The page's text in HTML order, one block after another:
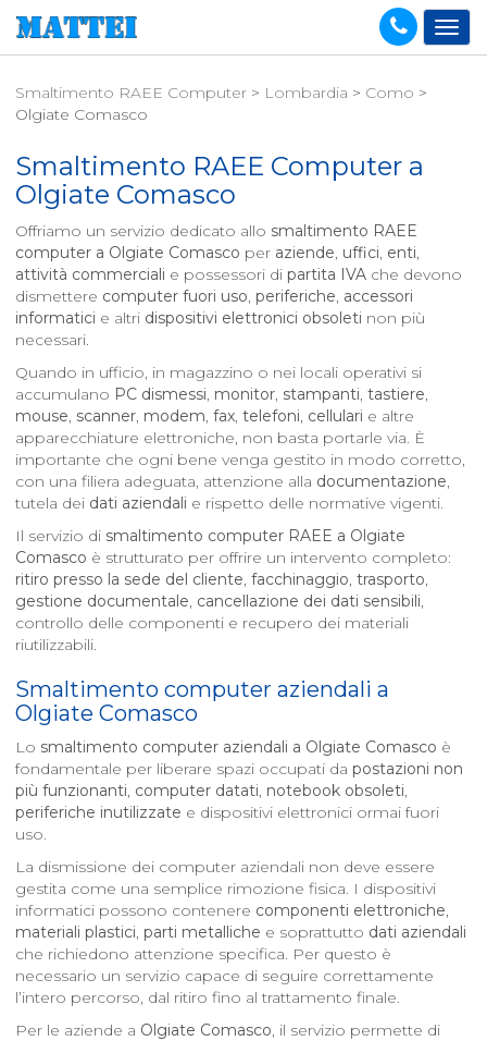
Smaltimento RAEE Computer > Lombardia > Como >
Olgiate Comasco
Smaltimento RAEE Computer a
Olgiate Comasco
Offriamo un servizio dedicato allo smaltimento RAEE
computer a Olgiate Comasco per aziende, uffici, enti,
attività commerciali e possessori di partita IVA che devono
dismettere computer fuori uso, periferiche, accessori
informatici e altri dispositivi elettronici obsoleti non più
necessari.
Quando in ufficio, in magazzino o nei locali operativi si
accumulano PC dismessi, monitor, stampanti, tastiere,
mouse, scanner, modem, fax, telefoni, cellulari e altre
apparecchiature elettroniche, non basta portarle via. È
importante che ogni bene venga gestito in modo corretto,
con una filiera adeguata, attenzione alla documentazione,
tutela dei dati aziendali e rispetto delle normative vigenti.
Il servizio di smaltimento computer RAEE a Olgiate
Comasco è strutturato per offrire un intervento completo:
ritiro presso la sede del cliente, facchinaggio, trasporto,
gestione documentale, cancellazione dei dati sensibili,
controllo delle componenti e recupero dei materiali
riutilizzabili.
Smaltimento computer aziendali a
Olgiate Comasco
Lo smaltimento computer aziendali a Olgiate Comasco è
fondamentale per liberare spazi occupati da postazioni non
più funzionanti, computer datati, notebook obsoleti,
periferiche inutilizzate e dispositivi elettronici ormai fuori
uso.
La dismissione dei computer aziendali non deve essere
gestita come una semplice rimozione fisica. I dispositivi
informatici possono contenere componenti elettroniche,
materiali plastici, parti metalliche e soprattutto dati aziendali
che richiedono attenzione specifica. Per questo è
necessario un servizio capace di seguire correttamente
l’intero percorso, dal ritiro fino al trattamento finale.
Per le aziende a Olgiate Comasco, il servizio permette di